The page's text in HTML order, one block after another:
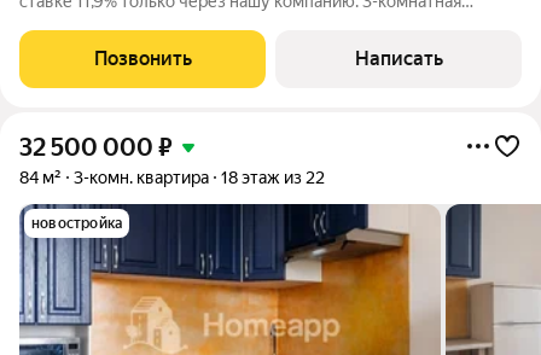
Южная Битца. Если вы ищете квартиру в локации, которая уже
сегодня комфортна для жизни
Позвонить Написать
32 500 000 ₽
84 м² 3-комн. квартира 18 этаж из 22
новостройка